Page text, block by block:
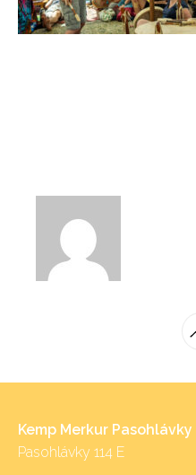
Kemp Merkur Pasohlávky
Pasohlávky 114 E